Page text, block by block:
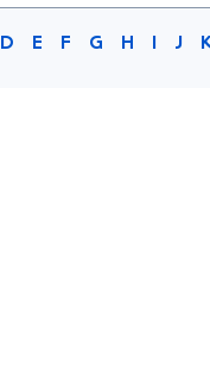
D E F G H I J